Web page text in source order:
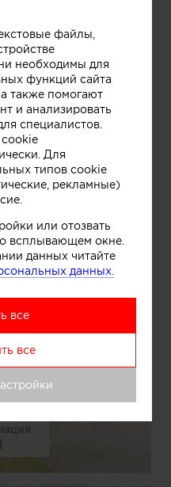
файлы,
необходимы для
функций сайта
также помогают
и анализировать
специалистов.
Для
типов cookie
рекламные)
или отозвать
всплывающем окне.
данных читайте
данных.
все
все